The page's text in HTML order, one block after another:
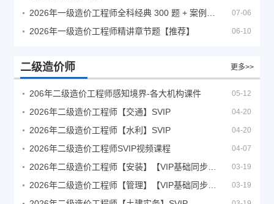
07-06
2026年一级造价工程师精讲章节题【推荐】 06-10
二级造价师 更多>>
206年二级造价工程师感知境界-各大机构课件 05-12
2026年二级造价工程师【交通】SVIP 04-20
2026年二级造价工程师【水利】SVIP 04-20
2026年二级造价工程师SVIP视频课程 04-07
03-19
03-19